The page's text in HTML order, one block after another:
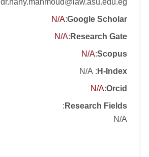
Google Scholar
:
N/A
Research Gate
:
N/A
Scopus
:
N/A
H-Index
: N/A
Orcid
:
N/A
Research Fields
:
N/A